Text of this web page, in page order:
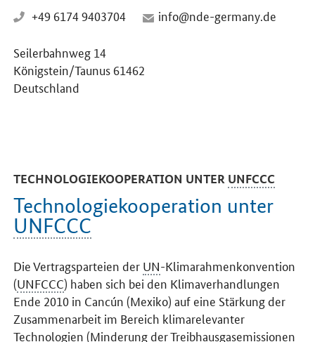
+49 6174 9403704 info@nde-germany.de
Seilerbahnweg 14
Königstein/Taunus 61462
Deutschland
TECHNOLOGIEKOOPERATION UNTER UNFCCC
Technologiekooperation unter
UNFCCC
Die Vertragsparteien der UN-Klimarahmenkonvention
(UNFCCC) haben sich bei den Klimaverhandlungen
Ende 2010 in Cancún (Mexiko) auf eine Stärkung der
Zusammenarbeit im Bereich klimarelevanter
Technologien (Minderung der Treibhausgasemissionen